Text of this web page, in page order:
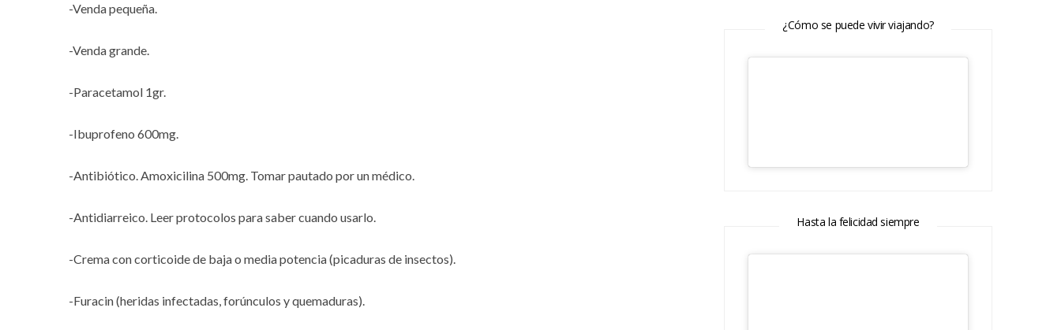
-Venda pequeña.
-Venda grande.
-Paracetamol 1gr.
-Ibuprofeno 600mg.
-Antibiótico. Amoxicilina 500mg. Tomar pautado por un médico.
-Antidiarreico. Leer protocolos para saber cuando usarlo.
-Crema con corticoide de baja o media potencia (picaduras de insectos).
-Furacin (heridas infectadas, forúnculos y quemaduras).
¿Cómo se puede vivir viajando?
Hasta la felicidad siempre